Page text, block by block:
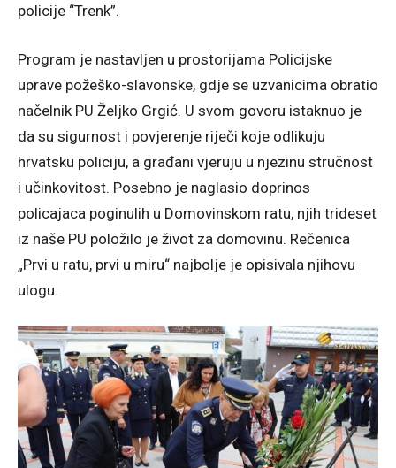
policije “Trenk”.
Program je nastavljen u prostorijama Policijske
uprave požeško-slavonske, gdje se uzvanicima obratio
načelnik PU Željko Grgić. U svom govoru istaknuo je
da su sigurnost i povjerenje riječi koje odlikuju
hrvatsku policiju, a građani vjeruju u njezinu stručnost
i učinkovitost. Posebno je naglasio doprinos
policajaca poginulih u Domovinskom ratu, njih trideset
iz naše PU položilo je život za domovinu. Rečenica
„Prvi u ratu, prvi u miru“ najbolje je opisivala njihovu
ulogu.